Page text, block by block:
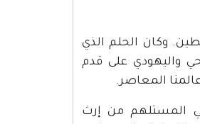
وكان الحلم الذي
واليهودي على قدم
المعاصر.
المستلهم من إرث